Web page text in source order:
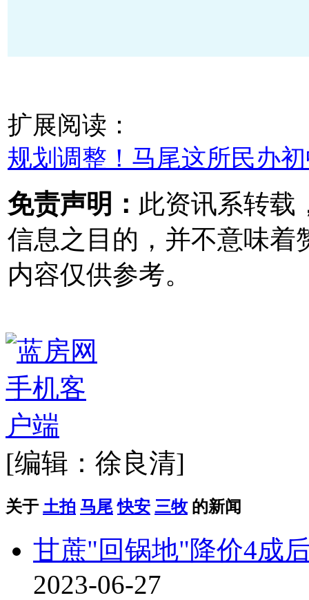
扩展阅读：
规划调整！马尾这所民办
免责声明： 此资讯系转载
信息之目的，并不意味着
内容仅供参考。
[编辑：徐良清]
关于 土拍 马尾 快安 三牧 的新闻
甘蔗"回锅地"降价4成
2023-06-27